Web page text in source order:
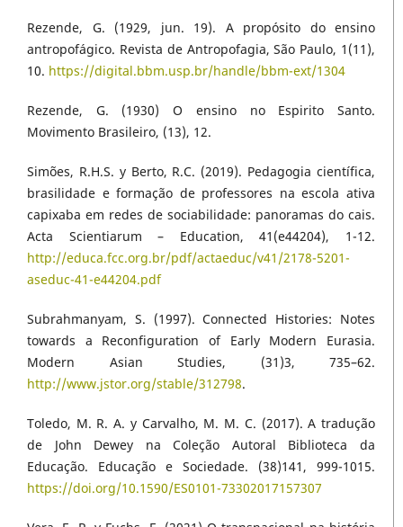
Rezende, G. (1929, jun. 19). A propósito do ensino
antropofágico. Revista de Antropofagia, São Paulo, 1(11),
10. https://digital.bbm.usp.br/handle/bbm-ext/1304
Rezende, G. (1930) O ensino no Espirito Santo.
Movimento Brasileiro, (13), 12.
Simões, R.H.S. y Berto, R.C. (2019). Pedagogia científica,
brasilidade e formação de professores na escola ativa
capixaba em redes de sociabilidade: panoramas do cais.
Acta Scientiarum – Education, 41(e44204), 1-12.
http://educa.fcc.org.br/pdf/actaeduc/v41/2178-5201-
aseduc-41-e44204.pdf
Subrahmanyam, S. (1997). Connected Histories: Notes
towards a Reconfiguration of Early Modern Eurasia.
Modern Asian Studies, (31)3, 735–62.
http://www.jstor.org/stable/312798.
Toledo, M. R. A. y Carvalho, M. M. C. (2017). A tradução
de John Dewey na Coleção Autoral Biblioteca da
Educação. Educação e Sociedade. (38)141, 999-1015.
https://doi.org/10.1590/ES0101-73302017157307